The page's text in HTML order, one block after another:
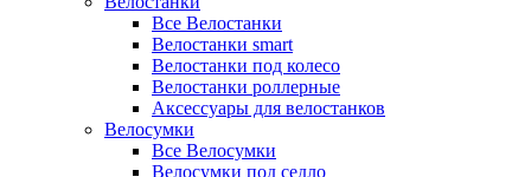
Все Велостанки
Велостанки smart
Велостанки под колесо
Велостанки роллерные
Аксессуары для велостанков
Велосумки
Все Велосумки
Велосумки под седло